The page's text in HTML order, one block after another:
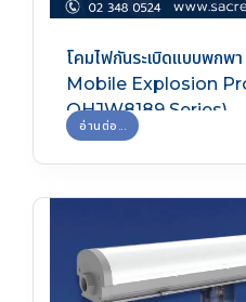
โคมไฟกันระเบิดแบบพก
Mobile Explosion
OHJW8189 Series)
อ่านต่อ...